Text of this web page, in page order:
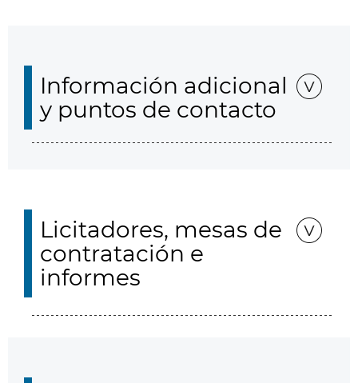
Información adicional
y puntos de contacto
Licitadores, mesas de
contratación e
informes